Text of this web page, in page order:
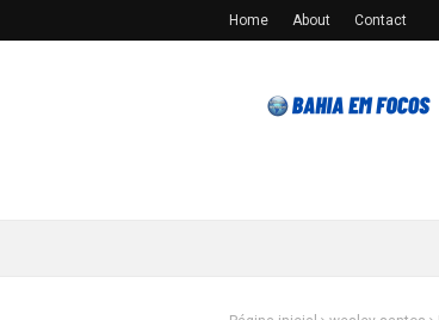
Home About Contact